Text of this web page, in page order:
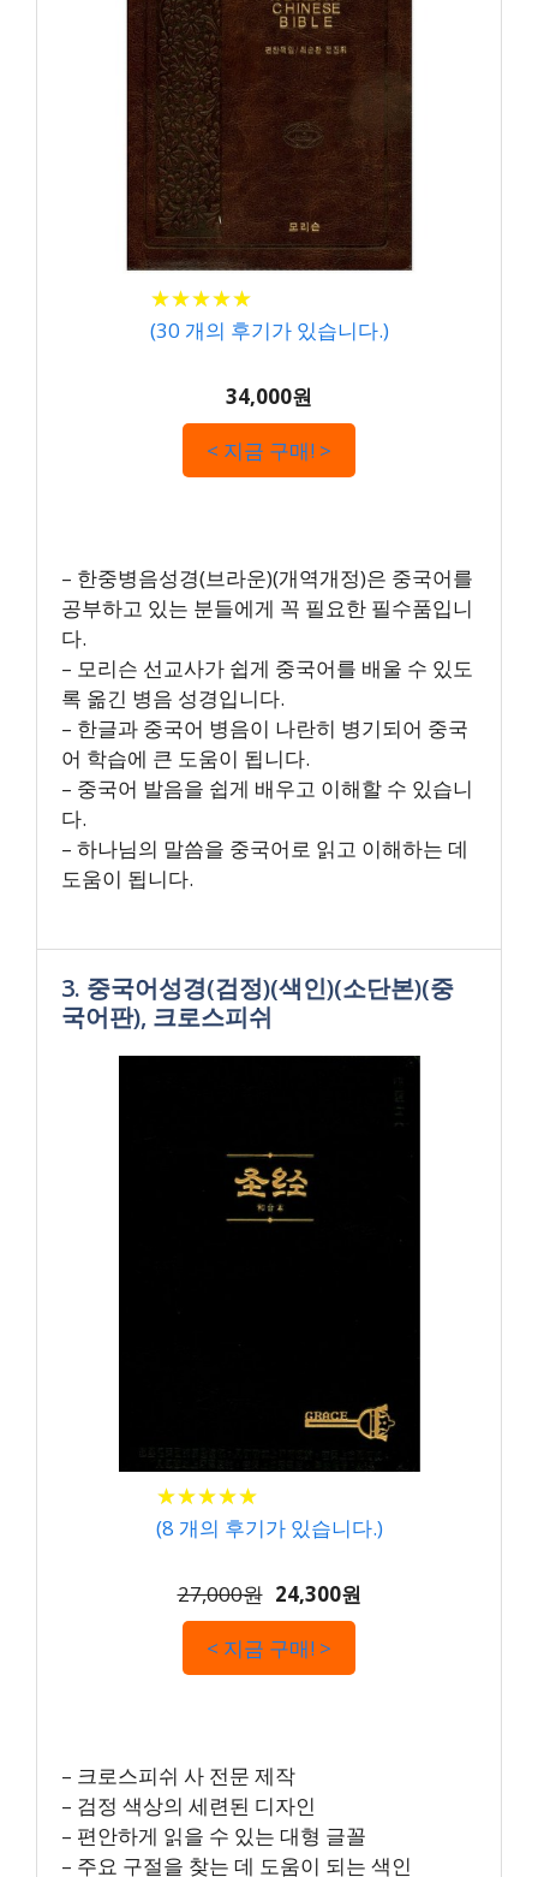
★★★★★
★★★★★
(30 개의 후기가 있습니다.)
34,000원
< 지금 구매! >
– 한중병음성경(브라운)(개역개정)은 중국어를
공부하고 있는 분들에게 꼭 필요한 필수품입니
다.
– 모리슨 선교사가 쉽게 중국어를 배울 수 있도
록 옮긴 병음 성경입니다.
– 한글과 중국어 병음이 나란히 병기되어 중국
어 학습에 큰 도움이 됩니다.
– 중국어 발음을 쉽게 배우고 이해할 수 있습니
다.
– 하나님의 말씀을 중국어로 읽고 이해하는 데
도움이 됩니다.
3. 중국어성경(검정)(색인)(소단본)(중
국어판), 크로스피쉬
★★★★★
★★★★★
(8 개의 후기가 있습니다.)
27,000원 24,300원
< 지금 구매! >
– 크로스피쉬 사 전문 제작
– 검정 색상의 세련된 디자인
– 편안하게 읽을 수 있는 대형 글꼴
– 주요 구절을 찾는 데 도움이 되는 색인